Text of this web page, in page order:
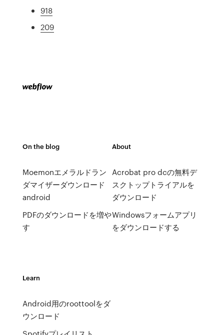
918
209
On the blog
Moemonエメラルドラン
ダマイザーダウンロード
android
PDFのダウンロードを増や
す
About
Acrobat pro dcの無料デ
スクトップトライアルを
ダウンロード
Windowsフォームアプリ
をダウンロードする
Learn
Android用のroottoolをダ
ウンロード